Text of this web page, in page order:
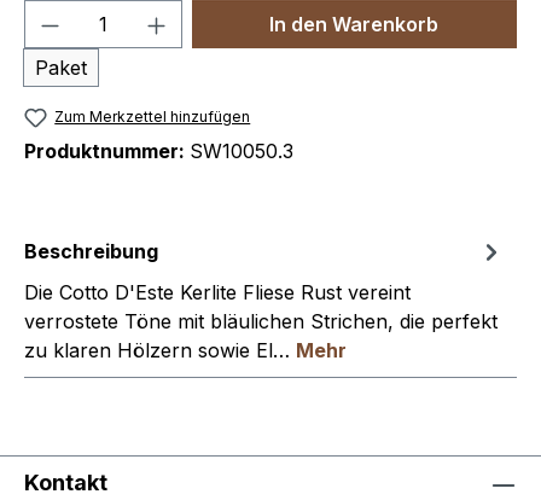
Produkt Anzahl: Gib den
Paket
In den Warenkorb
Zum Merkzettel hinzufügen
Produktnummer: SW10050.3
Beschreibung
Die Cotto D'Este Kerlite Fliese Rust vereint
verrostete Töne mit bläulichen Strichen, die perfekt
zu klaren Hölzern sowie El… Mehr
Kontakt